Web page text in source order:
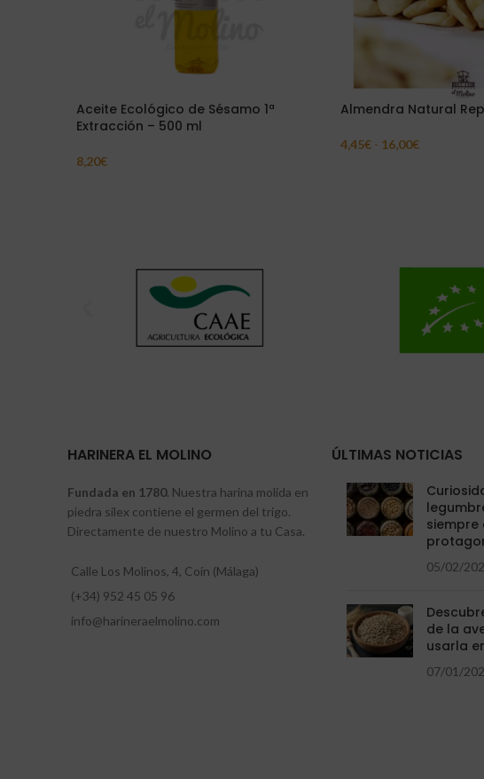
Aceite Ecológico de Sésamo 1ª
Extracción – 500 ml
8,20€
Almendra Natural
4,45€ - 16,00€
HARINERA EL MOLINO
Fundada en 1780. Nuestra harina molida en
piedra sílex contiene el germen del trigo.
Directamente de nuestro Molino a tu Casa.
Calle Los Molinos, 4, Coín (Málaga)
(+34) 952 45 05 96
info@harineraelmolino.com
ÚLTIMAS NOTICIAS
siempre
05/02/
de la
usarla
07/01/